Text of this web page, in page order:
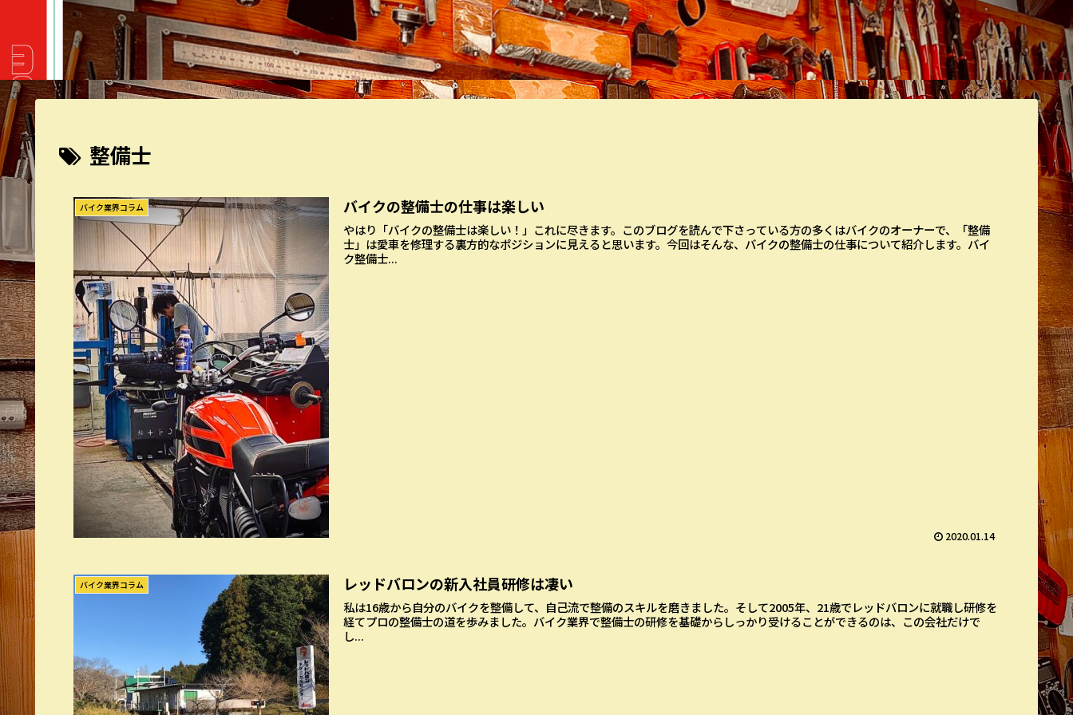
整備士
バイク業界コラム バイクの整備士の仕事は楽しい
やはり「バイクの整備士は楽しい！」これに尽きます。このブログを読んで下さっている方の多くはバイクのオーナーで、「整備
士」は愛車を修理する裏方的なポジションに見えると思います。今回はそんな、バイクの整備士の仕事について紹介します。バイ
ク整備士...
2020.01.14
バイク業界コラム レッドバロンの新入社員研修は凄い
私は16歳から自分のバイクを整備して、自己流で整備のスキルを磨きました。そして2005年、21歳でレッドバロンに就職し研修を
経てプロの整備士の道を歩みました。バイク業界で整備士の研修を基礎からしっかり受けることができるのは、この会社だけで
し...